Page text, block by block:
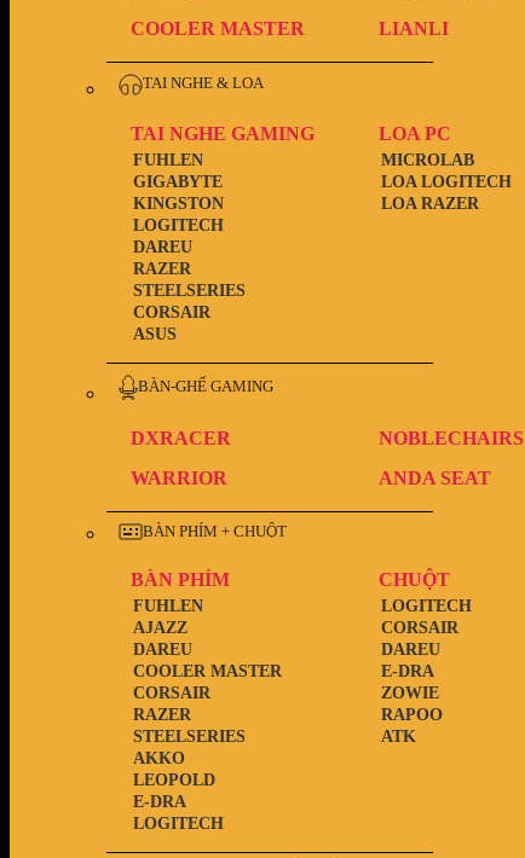
COOLER MASTER
LIANLI
TAI NGHE & LOA
TAI NGHE GAMING
ASUS
CORSAIR
STEELSERIES
RAZER
DAREU
LOGITECH
KINGSTON
GIGABYTE
FUHLEN
LOA PC
LOA RAZER
LOA LOGITECH
MICROLAB
BÀN-GHẾ GAMING
DXRACER NOBLECHAIRS
WARRIOR
ANDA SEAT
BÀN PHÍM + CHUỘT
BÀN PHÍM
LOGITECH
E-DRA
LEOPOLD
AKKO
STEELSERIES
RAZER
CORSAIR
COOLER MASTER
DAREU
AJAZZ
FUHLEN
CHUỘT
ATK
RAPOO
ZOWIE
E-DRA
DAREU
CORSAIR
LOGITECH